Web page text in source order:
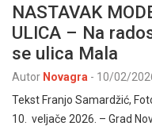
NASTAVAK
ULICA – Na
se ulica Mala
Autor Novagra - 10/02/
Tekst Franjo Samardžić,
10. veljače 2026. – Grad